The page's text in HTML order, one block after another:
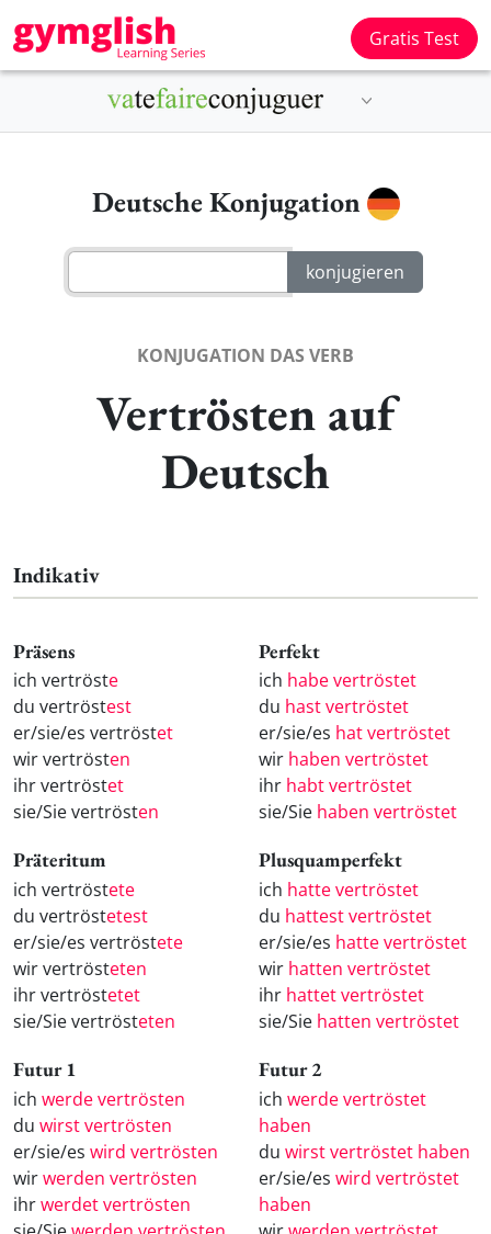
Gratis Test
Deutsche Konjugation
KONJUGATION DAS VERB
Vertrösten auf
Deutsch
Indikativ
Präsens
ich vertröste
du vertröstest
er/sie/es vertröstet
wir vertrösten
ihr vertröstet
sie/Sie vertrösten
Perfekt
ich habe vertröstet
du hast vertröstet
er/sie/es hat vertröstet
wir haben vertröstet
ihr habt vertröstet
sie/Sie haben vertröstet
Präteritum
ich vertröstete
du vertröstetest
er/sie/es vertröstete
wir vertrösteten
ihr vertröstetet
sie/Sie vertrösteten
Plusquamperfekt
ich hatte vertröstet
du hattest vertröstet
er/sie/es hatte vertröstet
wir hatten vertröstet
ihr hattet vertröstet
sie/Sie hatten vertröstet
Futur 1
ich werde vertrösten
du wirst vertrösten
er/sie/es wird vertrösten
wirwerden vertrösten
ihrwerdet vertrösten
Futur 2
ich werde vertröstet
haben
du wirst vertröstet haben
er/sie/es wird vertröstet
haben